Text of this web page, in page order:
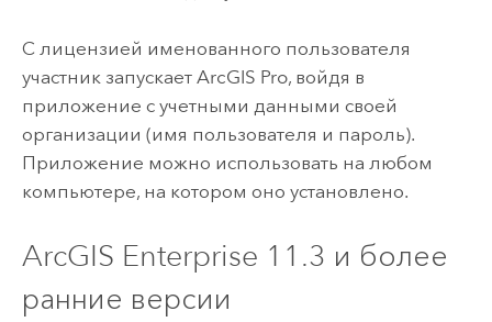
С лицензией именованного пользователя
участник запускает ArcGIS Pro, войдя в
приложение с учетными данными своей
организации (имя пользователя и пароль).
Приложение можно использовать на любом
компьютере, на котором оно установлено.
ArcGIS Enterprise 11.3 и более
ранние версии